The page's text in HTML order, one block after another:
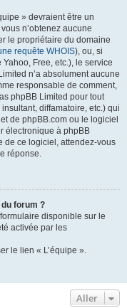
» devraient être un
n’obtenez aucune
le propriétaire du domaine
requête WHOIS), ou, si
Free, etc.), le service
n’a absolument aucune
responsable de comment,
phpBB Limited pour tout
diffamatoire, etc.) qui
de phpBB.com ou le logiciel
électronique à phpBB
de ce logiciel, attendez-vous
réponse.
forum ?
disponible sur le
activée par les
le lien « L’équipe ».
Aller